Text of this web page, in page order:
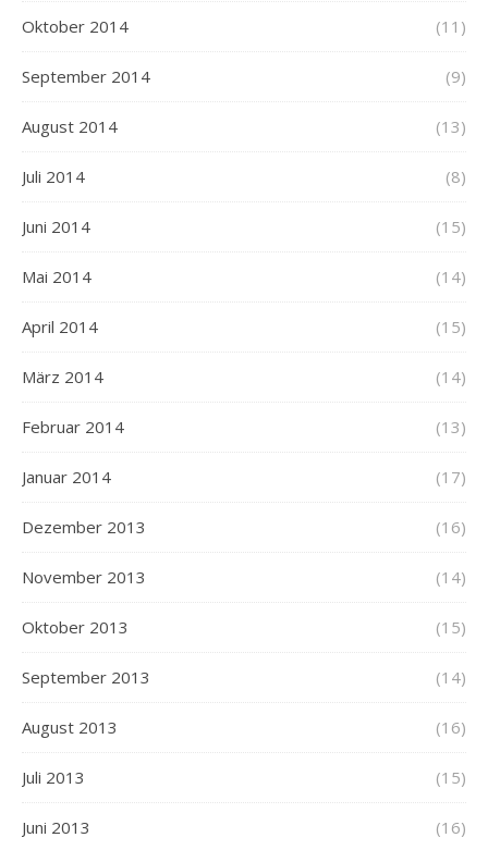
Oktober 2014 (11)
September 2014 (9)
August 2014 (13)
Juli 2014 (8)
Juni 2014 (15)
Mai 2014 (14)
April 2014 (15)
März 2014 (14)
Februar 2014 (13)
Januar 2014 (17)
Dezember 2013 (16)
November 2013 (14)
Oktober 2013 (15)
September 2013 (14)
August 2013 (16)
Juli 2013 (15)
Juni 2013 (16)